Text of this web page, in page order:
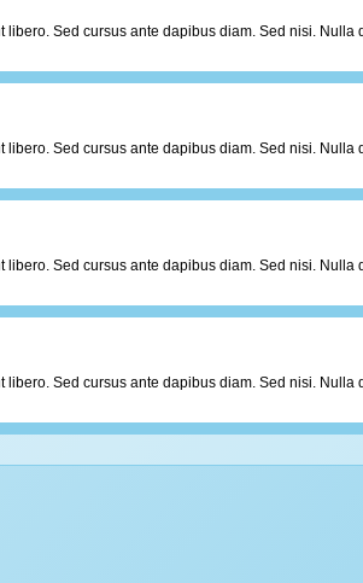
Sed cursus ante dapibus diam. Sed nisi.
Sed cursus ante dapibus diam. Sed nisi.
Sed cursus ante dapibus diam. Sed nisi.
Sed cursus ante dapibus diam. Sed nisi.